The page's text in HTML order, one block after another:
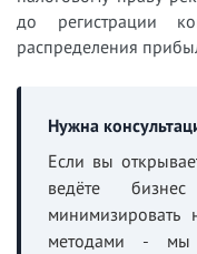
до регистрации
распределения
Нужна
Если вы
ведёте
минимизировать
методами - мы